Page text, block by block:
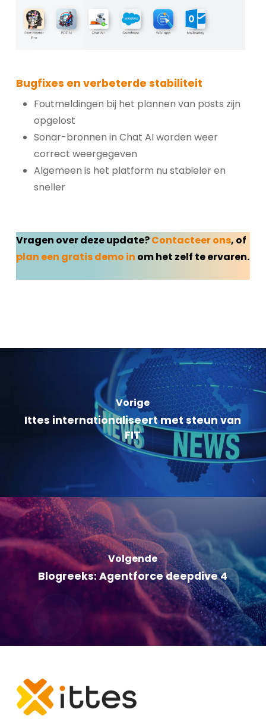
Bugfixes en verbeterde stabiliteit
Foutmeldingen bij het plannen van posts zijn
opgelost
Sonar-bronnen in Chat AI worden weer
correct weergegeven
Algemeen is het platform nu stabieler en
sneller
Vragen over deze update?Contacteer ons, of
plan een gratis demo in om het zelf te ervaren.
Vorige
Ittes internationaliseert met steun van
FIT
Volgende
Blogreeks: Agentforce deepdive 4